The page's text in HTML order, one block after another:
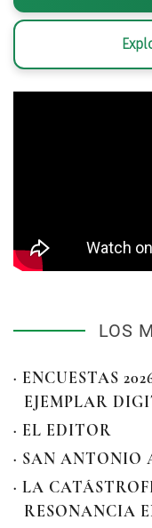
de México
1924; Frank B.
embajador de
y Trabajo; sir
en México;
LOS
· ENCUESTAS
EJEMPLAR
· EL EDITOR
· SAN ANTONIO
· LA
RESONANCIA